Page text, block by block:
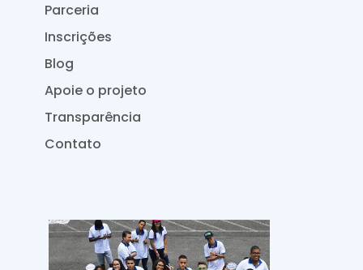
Parceria
Inscrições
Blog
Apoie o projeto
Transparência
Contato